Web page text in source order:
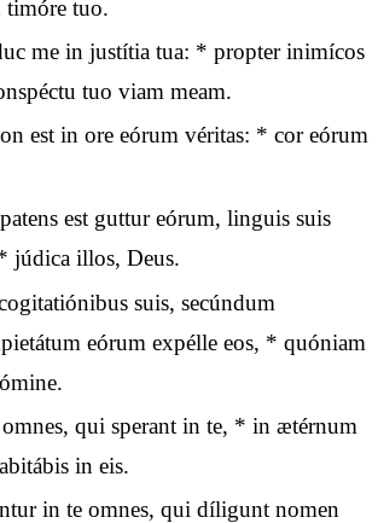
timóre tuo.
me in justítia tua: * propter inimícos
tuo viam meam.
est in ore eórum véritas: * cor eórum
est guttur eórum, linguis suis
júdica illos, Deus.
suis, secúndum
eórum expélle eos, * quóniam
qui sperant in te, * in ætérnum
in eis.
in te omnes, qui díligunt nomen